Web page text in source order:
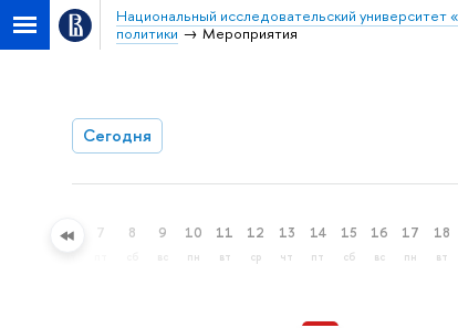
Национальный исследовательский университет
политики
Мероприятия
Сегодня
6 7 8 9
вс
10
пн
11
вт
12
ср
13
чт
14
пт
15
сб
16
вс
17
пн
18
вт